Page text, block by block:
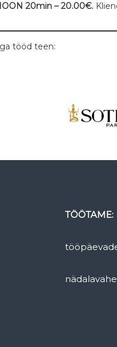
20min – 20.00€.
tööd teen:
TÖÖTAME: